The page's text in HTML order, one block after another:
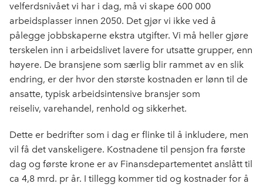
velferdsnivået vi har i dag, må vi skape 600 000
arbeidsplasser innen 2050. Det gjør vi ikke ved å
pålegge jobbskaperne ekstra utgifter. Vi må heller gjøre
terskelen inn i arbeidslivet lavere for utsatte grupper, enn
høyere. De bransjene som særlig blir rammet av en slik
endring, er der hvor den største kostnaden er lønn til de
ansatte, typisk arbeidsintensive bransjer som
reiseliv, varehandel, renhold og sikkerhet.
Dette er bedrifter som i dag er flinke til å inkludere, men
vil få det vanskeligere. Kostnadene til pensjon fra første
dag og første krone er av Finansdepartementet anslått til
ca 4,8 mrd. pr år. I tillegg kommer tid og kostnader for å